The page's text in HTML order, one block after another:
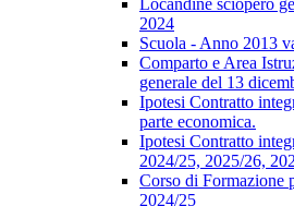
Locandine sciopero
2024
Scuola - Anno 2013
Comparto e Area
generale del 13
Ipotesi Contratto
parte economica.
Ipotesi Contratto
2024/25, 2025/26,
Corso di Formazione
2024/25